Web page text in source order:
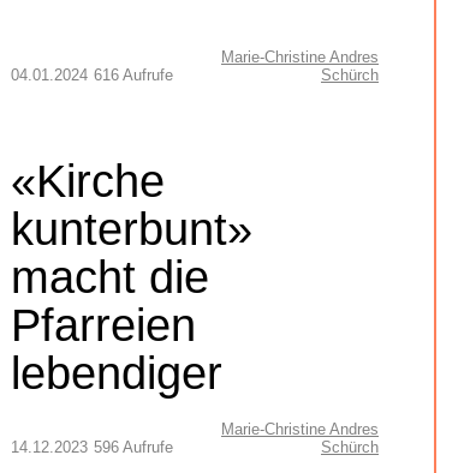
04.01.2024 616 Aufrufe
Marie-Christine Andres
Schürch
«Kirche
kunterbunt»
macht die
Pfarreien
lebendiger
14.12.2023 596 Aufrufe
Marie-Christine Andres
Schürch